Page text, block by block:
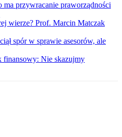
przywracanie praworządności
wierze? Prof. Marcin Matczak
spór w sprawie asesorów, ale
finansowy: Nie skazujmy